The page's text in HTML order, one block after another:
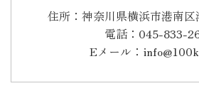
住所：神奈川県横浜市港南
電話：045-833-
Eメール：